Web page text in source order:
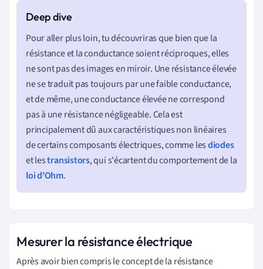
Pour aller plus loin, tu découvriras que bien que la
résistance et la conductance soient réciproques, elles
ne sont pas des images en miroir. Une résistance élevée
ne se traduit pas toujours par une faible conductance,
et de même, une conductance élevée ne correspond
pas à une résistance négligeable. Cela est
principalement dû aux caractéristiques non linéaires
de certains composants électriques, comme lesdiodes
et lestransistors, qui s'écartent du comportement de la
loi d'Ohm.
Mesurer la résistance électrique
Après avoir bien compris le concept de la résistance